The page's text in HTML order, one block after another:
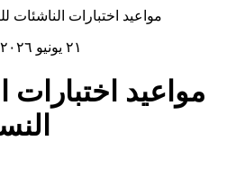
مواعيد اختبارات الناشئات
٢١ يونيو ٢٠٢٦ في ٠٨:٣٠ م
مواعيد اختبارات